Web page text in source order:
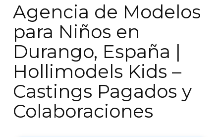
Agencia de Modelos
para Niños en
Durango, España |
Hollimodels Kids –
Castings Pagados y
Colaboraciones